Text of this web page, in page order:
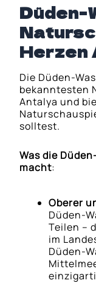
Düden-
Herzen
Die Düden-
bekanntesten
Antalya und
solltest.
Was die
macht:
Oberer
Düden-
Teilen –
im
Düden-